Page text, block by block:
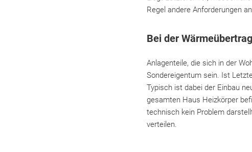
Regel andere Anforderungen
Bei der
Anlagenteile, die sich in der
Sondereigentum sein. Ist
Typisch ist dabei der Einbau
gesamten Haus Heizkörper
technisch kein Problem
verteilen.